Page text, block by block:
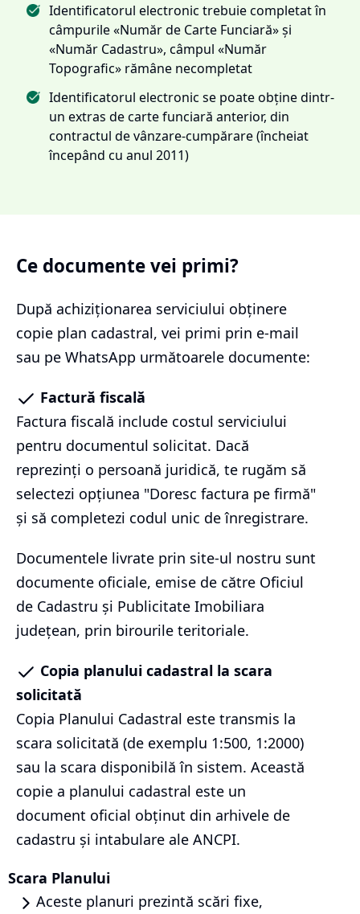
Identificatorul electronic trebuie completat în
câmpurile «Număr de Carte Funciară» și
«Număr Cadastru», câmpul «Număr
Topografic» rămâne necompletat
Identificatorul electronic se poate obține dintr-
un extras de carte funciară anterior, din
contractul de vânzare-cumpărare (încheiat
începând cu anul 2011)
Ce documente vei primi?
După achiziționarea serviciului obținere
copie plan cadastral, vei primi prin e-mail
sau pe WhatsApp următoarele documente:
Factură fiscală
Factura fiscală include costul serviciului
pentru documentul solicitat. Dacă
reprezinți o persoană juridică, te rugăm să
selectezi opțiunea "Doresc factura pe firmă"
și să completezi codul unic de înregistrare.
Documentele livrate prin site-ul nostru sunt
documente oficiale, emise de către Oficiul
de Cadastru și Publicitate Imobiliara
județean, prin birourile teritoriale.
Copia planului cadastral la scara
solicitată
Copia Planului Cadastral este transmis la
scara solicitată (de exemplu 1:500, 1:2000)
sau la scara disponibilă în sistem. Această
copie a planului cadastral este un
document oficial obținut din arhivele de
cadastru și intabulare ale ANCPI.
Scara Planului
Aceste planuri prezintă scări fixe,